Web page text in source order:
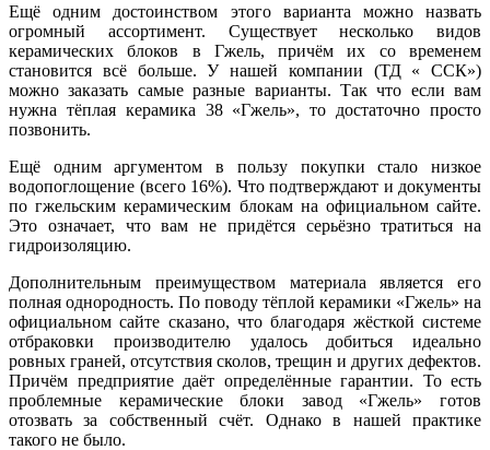
Ещё одним достоинством этого варианта можно назвать
огромный ассортимент. Существует несколько видов
керамических блоков в Гжель, причём их со временем
становится всё больше. У нашей компании (ТД « ССК»)
можно заказать самые разные варианты. Так что если вам
нужна тёплая керамика 38 «Гжель», то достаточно просто
позвонить.
Ещё одним аргументом в пользу покупки стало низкое
водопоглощение (всего 16%). Что подтверждают и документы
по гжельским керамическим блокам на официальном сайте.
Это означает, что вам не придётся серьёзно тратиться на
гидроизоляцию.
Дополнительным преимуществом материала является его
полная однородность. По поводу тёплой керамики «Гжель» на
официальном сайте сказано, что благодаря жёсткой системе
отбраковки производителю удалось добиться идеально
ровных граней, отсутствия сколов, трещин и других дефектов.
Причём предприятие даёт определённые гарантии. То есть
проблемные керамические блоки завод «Гжель» готов
отозвать за собственный счёт. Однако в нашей практике
такого не было.